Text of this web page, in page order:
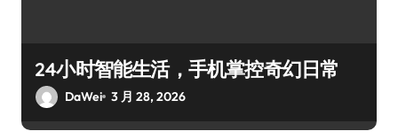
24小时智能生活，手机掌控奇幻日常
DaWei 3 月 28, 2026